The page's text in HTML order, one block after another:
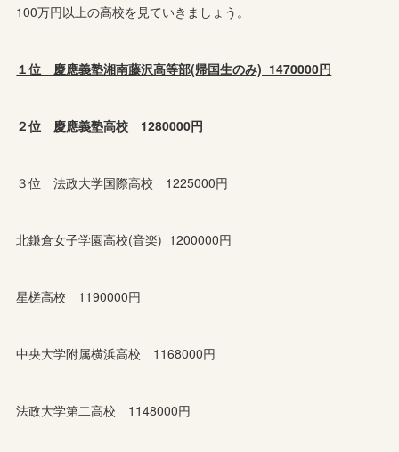
100万円以上の高校を見ていきましょう。
１位 慶應義塾湘南藤沢高等部(帰国生のみ) 1470000円
２位 慶應義塾高校 1280000円
３位 法政大学国際高校 1225000円
北鎌倉女子学園高校(音楽) 1200000円
星槎高校 1190000円
中央大学附属横浜高校 1168000円
法政大学第二高校 1148000円